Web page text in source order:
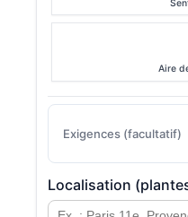
Aire
Exigences (facultatif)
Localisation